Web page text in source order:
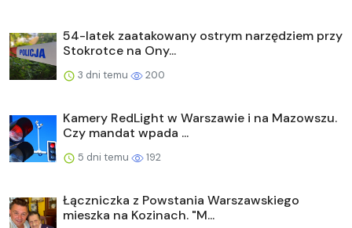
54-latek zaatakowany ostrym narzędziem przy
Stokrotce na Ony...
3 dni temu 200
Kamery RedLight w Warszawie i na Mazowszu.
Czy mandat wpada ...
5 dni temu 192
Łączniczka z Powstania Warszawskiego
mieszka na Kozinach. "M...